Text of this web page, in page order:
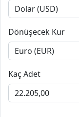
Dönüşecek Kur
Kaç Adet